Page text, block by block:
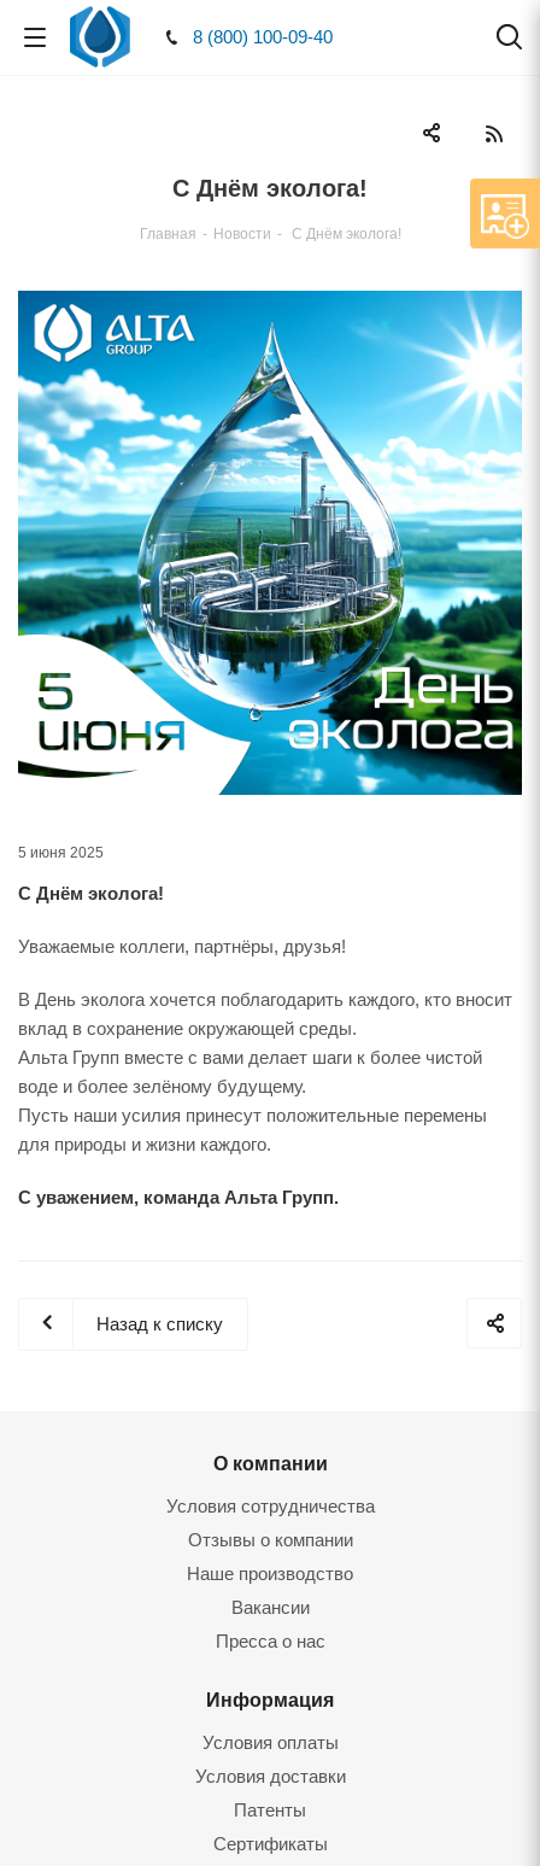
8 (800) 100-09-40
С Днём эколога!
Главная - Новости - С Днём эколога!
5 июня 2025
С Днём эколога!
Уважаемые коллеги, партнёры, друзья!
В День эколога хочется поблагодарить каждого, кто вносит
вклад в сохранение окружающей среды.
Альта Групп вместе с вами делает шаги к более чистой
воде и более зелёному будущему.
Пусть наши усилия принесут положительные перемены
для природы и жизни каждого.
С уважением, команда Альта Групп.
Назад к списку
О компании
Условия сотрудничества
Отзывы о компании
Наше производство
Вакансии
Пресса о нас
Информация
Условия оплаты
Условия доставки
Патенты
Сертификаты